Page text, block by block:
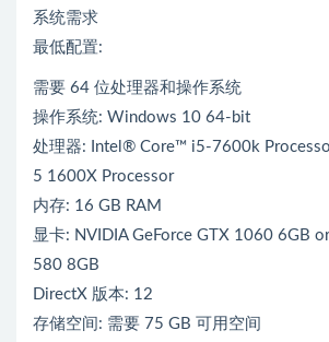
系统需求
最低配置:
需要 64 位处理器和操作系统
操作系统: Windows 10 64-bit
处理器: Intel® Core™ i5-7600k
5 1600X Processor
内存: 16 GB RAM
显卡: NVIDIA GeForce GTX 1060 6GB
580 8GB
DirectX 版本: 12
存储空间: 需要 75 GB 可用空间